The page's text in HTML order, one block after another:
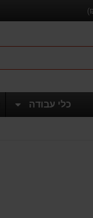
כלי עבודה